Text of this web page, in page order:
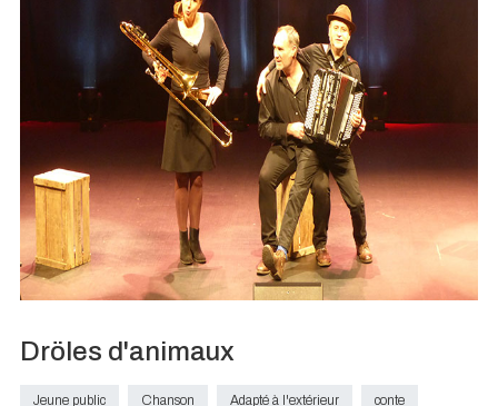
Dröles d'animaux
Jeune public Chanson Adapté à l'extérieur conte